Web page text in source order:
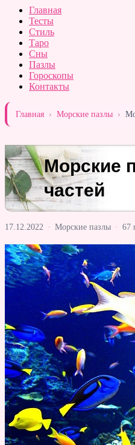
Главная
Тесты
Стиль
Таро
Сны
Пазлы
Гороскопы
Контакты
Главная › Морские пазлы ›
Морские
частей
17.12.2022 · Морские пазлы · 67